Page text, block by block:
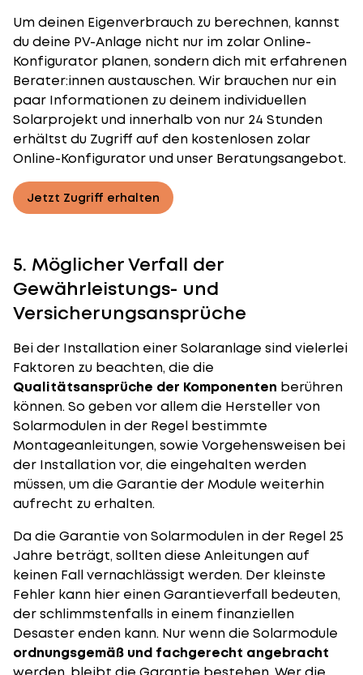
Um deinen Eigenverbrauch zu berechnen, kannst
du deine PV-Anlage nicht nur im zolar Online-
Konfigurator planen, sondern dich mit erfahrenen
Berater:innen austauschen. Wir brauchen nur ein
paar Informationen zu deinem individuellen
Solarprojekt und innerhalb von nur 24 Stunden
erhältst du Zugriff auf den kostenlosen zolar
Online-Konfigurator und unser Beratungsangebot.
Jetzt Zugriff erhalten
5. Möglicher Verfall der
Gewährleistungs- und
Versicherungsansprüche
Bei der Installation einer Solaranlage sind vielerlei
Faktoren zu beachten, die die
Qualitätsansprüche der Komponenten berühren
können. So geben vor allem die Hersteller von
Solarmodulen in der Regel bestimmte
Montageanleitungen, sowie Vorgehensweisen bei
der Installation vor, die eingehalten werden
müssen, um die Garantie der Module weiterhin
aufrecht zu erhalten.
Da die Garantie vonSolarmodulen in der Regel 25
Jahre beträgt, sollten diese Anleitungen auf
keinen Fall vernachlässigt werden. Der kleinste
Fehler kann hier einen Garantieverfall bedeuten,
der schlimmstenfalls in einem finanziellen
Desaster enden kann. Nur wenn die Solarmodule
ordnungsgemäß und fachgerecht angebracht